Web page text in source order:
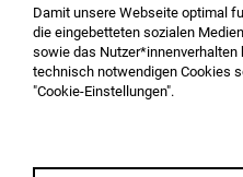
für
11.-12. Jan. 2019 -
Damit unsere Webseite optimal
die eingebetteten sozialen
sowie das Nutzer*innenverhalten
technisch notwendigen Cookies
"Cookie-Einstellungen".